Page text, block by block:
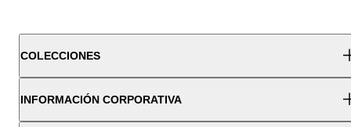
COLECCIONES
INFORMACIÓN CORPORATIVA